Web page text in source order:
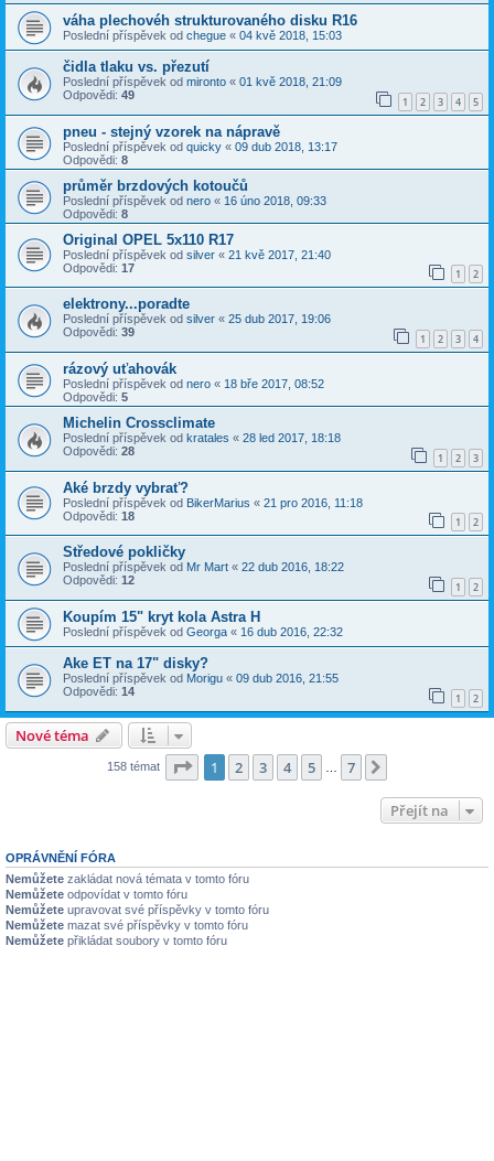
váha plechovéh strukturovaného disku R16
Poslední příspěvek od chegue « 04 kvě 2018, 15:03
čidla tlaku vs. přezutí
Poslední příspěvek od mironto « 01 kvě 2018, 21:09
Odpovědi: 49 1 2 3 4 5
pneu - stejný vzorek na nápravě
Poslední příspěvek od quicky « 09 dub 2018, 13:17
Odpovědi: 8
průměr brzdových kotoučů
Poslední příspěvek od nero « 16 úno 2018, 09:33
Odpovědi: 8
Original OPEL 5x110 R17
Poslední příspěvek od silver « 21 kvě 2017, 21:40
Odpovědi: 17 1 2
elektrony...poradte
Poslední příspěvek od silver « 25 dub 2017, 19:06
Odpovědi: 39 1 2 3 4
rázový uťahovák
Poslední příspěvek od nero « 18 bře 2017, 08:52
Odpovědi: 5
Michelin Crossclimate
Poslední příspěvek od kratales « 28 led 2017, 18:18
Odpovědi: 28 1 2 3
Aké brzdy vybrať?
Poslední příspěvek od BikerMarius « 21 pro 2016, 11:18
Odpovědi: 18 1 2
Středové pokličky
Poslední příspěvek od Mr Mart « 22 dub 2016, 18:22
Odpovědi: 12 1 2
Koupím 15" kryt kola Astra H
Poslední příspěvek od Georga « 16 dub 2016, 22:32
Ake ET na 17" disky?
Poslední příspěvek od Morigu « 09 dub 2016, 21:55
Odpovědi: 14 1 2
Nové téma
158 témat Stránka z
1 2 3 4 5 7
Přejít na
OPRÁVNĚNÍ FÓRA
Nemůžete zakládat nová témata v tomto fóru
Nemůžete odpovídat v tomto fóru
Nemůžete upravovat své příspěvky v tomto fóru
Nemůžete mazat své příspěvky v tomto fóru
Nemůžete přikládat soubory v tomto fóru